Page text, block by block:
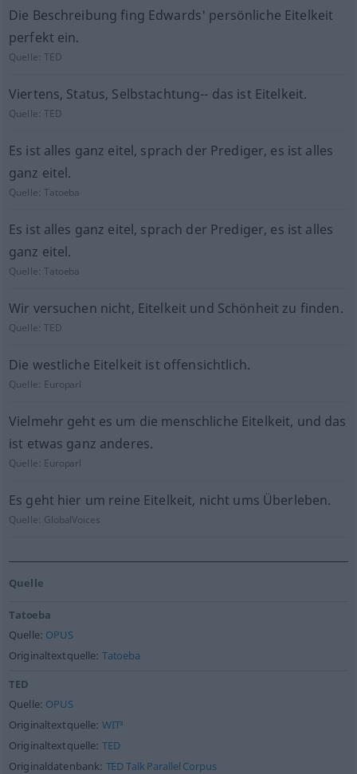
Die Beschreibung fing Edwards' persönliche Eitelkeit
perfekt ein.
Quelle:TED
Viertens, Status, Selbstachtung-- das ist Eitelkeit.
Quelle:TED
Es ist alles ganz eitel, sprach der Prediger, es ist alles
ganz eitel.
Quelle:Tatoeba
Es ist alles ganz eitel, sprach der Prediger, es ist alles
ganz eitel.
Quelle:Tatoeba
Wir versuchen nicht, Eitelkeit und Schönheit zu finden.
Quelle:TED
Die westliche Eitelkeit ist offensichtlich.
Quelle: Europarl
Vielmehr geht es um die menschliche Eitelkeit, und das
ist etwas ganz anderes.
Quelle: Europarl
Es geht hier um reine Eitelkeit, nicht ums Überleben.
Quelle: GlobalVoices
Quelle
Tatoeba
Quelle: OPUS
Originaltextquelle: Tatoeba
TED
Quelle: OPUS
Originaltextquelle: WIT³
Originaltextquelle: TED
Originaldatenbank: TED Talk Parallel Corpus